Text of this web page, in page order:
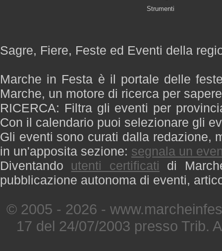
Strumenti
Sagre, Fiere, Feste ed Eventi della
Marche in Festa è il portale delle
Marche, un motore di ricerca per
RICERCA: Filtra gli eventi per
Con il calendario puoi selezionare gli
Gli eventi sono curati dalla redazione,
in un'apposita sezione: segnala un
Diventando utenti certificati di
pubblicazione autonoma di eventi,
© 2005 - 2026 -
17 del 24/07/2003 presso Trib.